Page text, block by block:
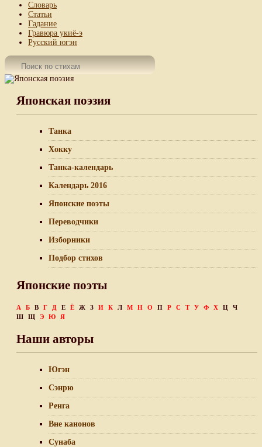
Словарь
Статьи
Гадание
Гравюра укиё-э
Русский югэн
Японская поэзия
Танка
Хокку
Танка-календарь
Календарь 2016
Японские поэты
Переводчики
Изборники
Подбор стихов
Японские поэты
А Б В Г Д Е Ё Ж З И К Л М Н О П Р С Т У Ф Х Ц
Ч
Ш
Щ Э Ю Я
Наши авторы
Югэн
Сэнрю
Ренга
Вне канонов
Сунаба